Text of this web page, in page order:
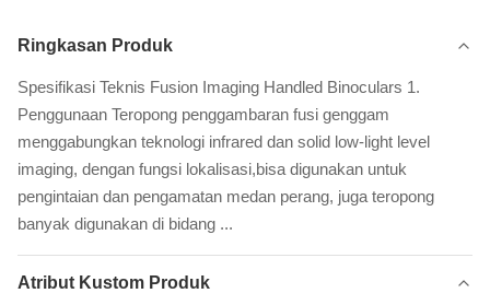
Ringkasan Produk
Spesifikasi Teknis Fusion Imaging Handled Binoculars 1.
Penggunaan Teropong penggambaran fusi genggam
menggabungkan teknologi infrared dan solid low-light level
imaging, dengan fungsi lokalisasi,bisa digunakan untuk
pengintaian dan pengamatan medan perang, juga teropong
banyak digunakan di bidang ...
Atribut Kustom Produk